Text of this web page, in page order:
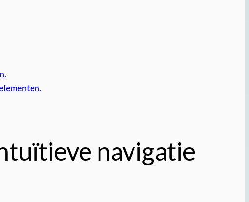
navigatie